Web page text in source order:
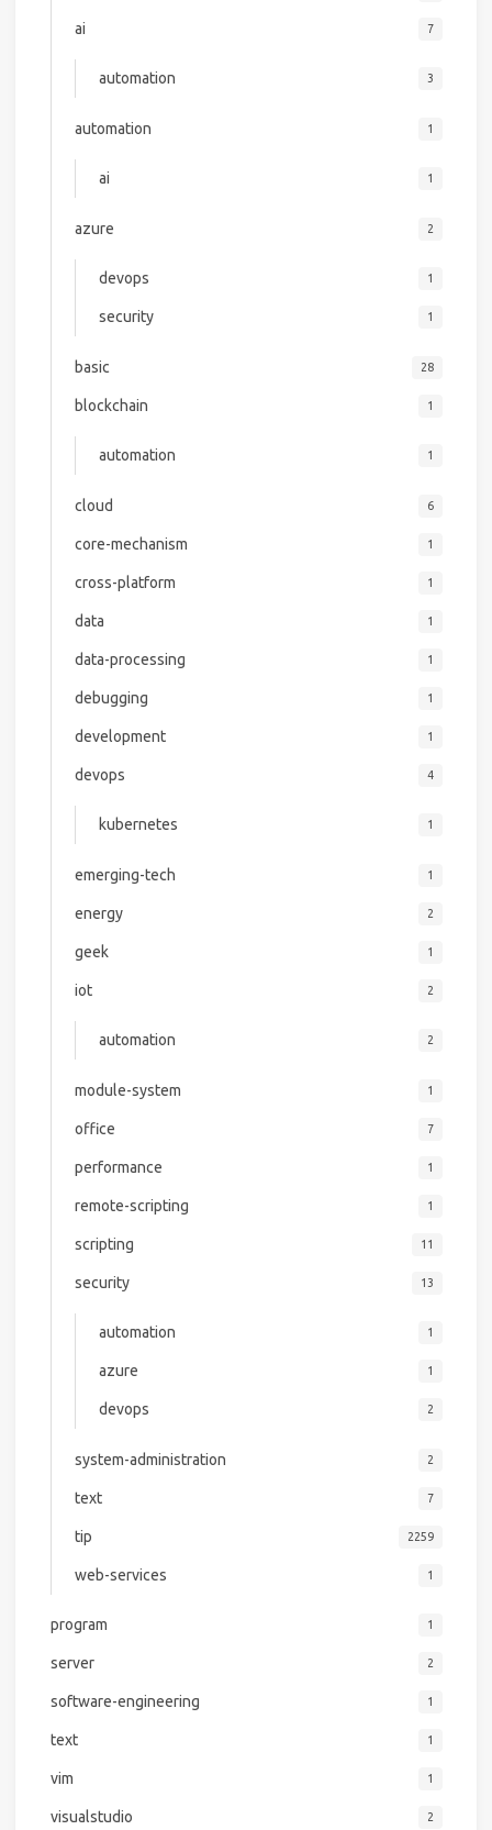
ai 7
automation 3
automation 1
ai 1
azure 2
devops 1
security 1
basic 28
blockchain 1
automation 1
cloud 6
core-mechanism 1
cross-platform 1
data 1
data-processing 1
debugging 1
development 1
devops 4
kubernetes 1
emerging-tech 1
energy 2
geek 1
iot 2
automation 2
module-system 1
office 7
performance 1
remote-scripting 1
scripting 11
security 13
automation 1
azure 1
devops 2
system-administration 2
text 7
tip 2259
web-services 1
program 1
server 2
software-engineering 1
text 1
vim 1
visualstudio 2